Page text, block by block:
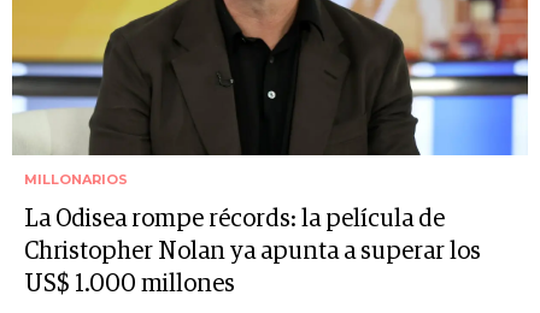
MILLONARIOS
La Odisea rompe récords: la película de
Christopher Nolan ya apunta a superar los
US$ 1.000 millones